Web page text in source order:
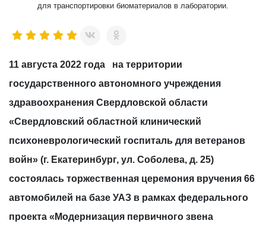
для транспортировки биоматериалов в лаборатории.
11 августа 2022 года на территории
государственного автономного учреждения
здравоохранения Свердловской области
«Свердловский областной клинический
психоневрологический госпиталь для ветеранов
войн» (г. Екатеринбург, ул. Соболева, д. 25)
состоялась торжественная церемония вручения 66
автомобилей на базе УАЗ в рамках федерального
проекта «Модернизация первичного звена